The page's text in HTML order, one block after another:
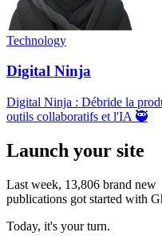
Technology
Digital Ninja
Digital Ninja : Débride la
outils collaboratifs et l'IA 🥷
Launch your site
Last week, 13,806 brand new
publications got started with
Today, it's your turn.